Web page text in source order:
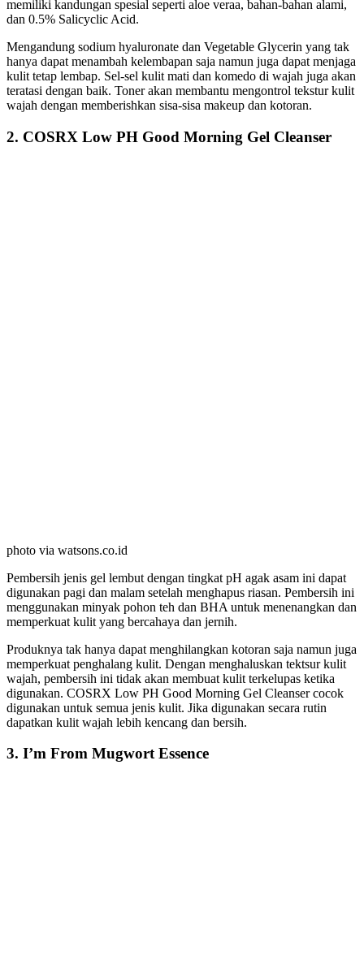
memiliki kandungan spesial seperti aloe veraa, bahan-bahan alami,
dan 0.5% Salicyclic Acid.
Mengandung sodium hyaluronate dan Vegetable Glycerin yang tak
hanya dapat menambah kelembapan saja namun juga dapat menjaga
kulit tetap lembap. Sel-sel kulit mati dan komedo di wajah juga akan
teratasi dengan baik. Toner akan membantu mengontrol tekstur kulit
wajah dengan memberishkan sisa-sisa makeup dan kotoran.
2. COSRX Low PH Good Morning Gel Cleanser
photo via watsons.co.id
Pembersih jenis gel lembut dengan tingkat pH agak asam ini dapat
digunakan pagi dan malam setelah menghapus riasan. Pembersih ini
menggunakan minyak pohon teh dan BHA untuk menenangkan dan
memperkuat kulit yang bercahaya dan jernih.
Produknya tak hanya dapat menghilangkan kotoran saja namun juga
memperkuat penghalang kulit. Dengan menghaluskan tektsur kulit
wajah, pembersih ini tidak akan membuat kulit terkelupas ketika
digunakan. COSRX Low PH Good Morning Gel Cleanser cocok
digunakan untuk semua jenis kulit. Jika digunakan secara rutin
dapatkan kulit wajah lebih kencang dan bersih.
3. I’m From Mugwort Essence